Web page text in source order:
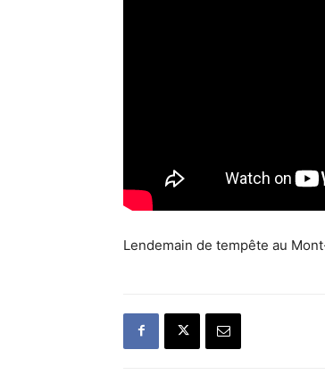
Lendemain de tempête au